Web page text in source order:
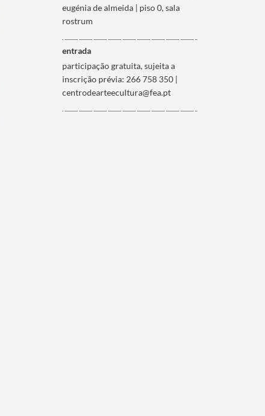
eugénia de almeida | piso 0, sala
rostrum
entrada
participação gratuita, sujeita a
inscrição prévia: 266 758 350 |
centrodearteecultura@fea.pt